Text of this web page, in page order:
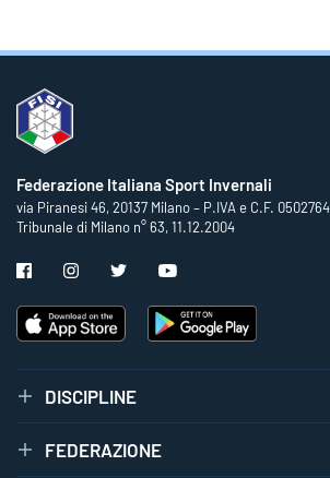
Federazione Italiana Sport Invernali
via Piranesi 46, 20137 Milano – P.IVA e C.F.
Tribunale di Milano n° 63, 11.12.2004
DISCIPLINE
FEDERAZIONE